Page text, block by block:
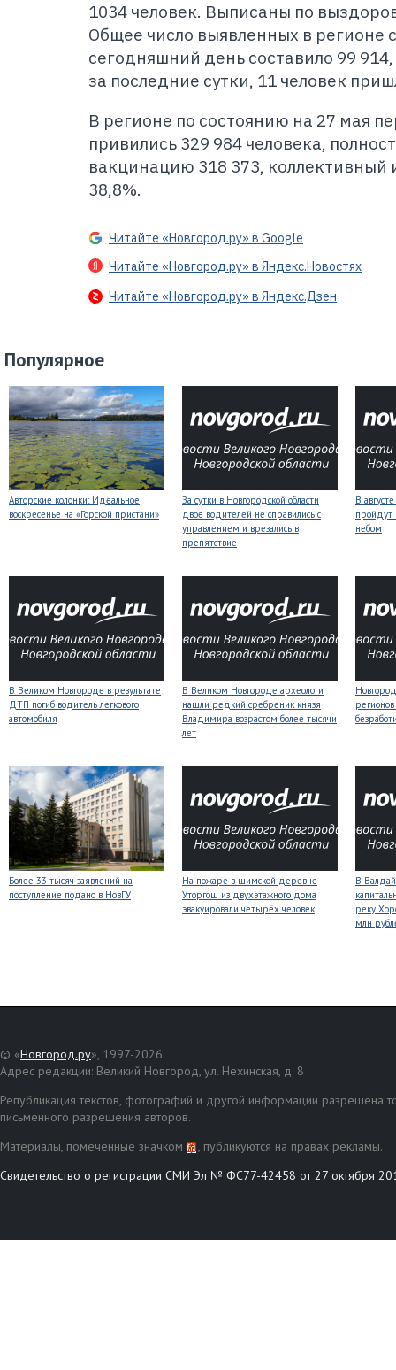
1034 человек. Выписаны по
Общее число выявленных в регионе
сегодняшний день составило 99
за последние сутки, 11 человек
В регионе по состоянию на 27 мая
привились 329 984 человека,
вакцинацию 318 373, коллективный
38,8%.
Читайте «Новгород.ру» в Google
Читайте «Новгород.ру» в Яндекс.Новостях
Читайте «Новгород.ру» в Яндекс.Дзен
Популярное
Авторские колонки: Идеальное
воскресенье на «Горской пристани»
За сутки в Новгородской области
двое водителей не справились с
управлением и врезались в
препятствие
В
небом
В Великом Новгороде в результате
ДТП погиб водитель легкового
автомобиля
В Великом Новгороде археологи
нашли редкий сребреник князя
Владимира возрастом более тысячи
лет
Более 33 тысяч заявлений на
поступление подано в НовГУ
На пожаре в шимской деревне
Уторгош из двухэтажного дома
эвакуировали четырёх человек
В
реку
млн
© «Новгород.ру», 1997-2026.
Адрес редакции: Великий Новгород, ул. Нехинская, д. 8
Републикация текстов, фотографий и другой информации разрешена
письменного разрешения авторов.
Материалы, помеченные значком
, публикуются на правах рекламы.
Свидетельство о регистрации СМИ Эл № ФС77-42458 от 27 октября